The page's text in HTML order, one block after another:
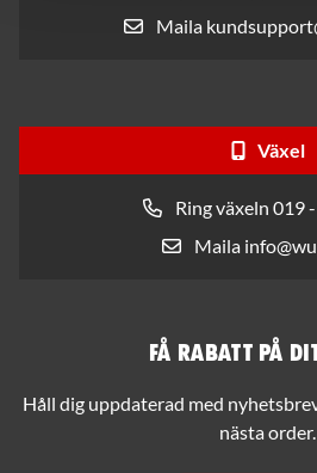
Maila
Växel
Ring växeln 019
Maila
Få rabatt på
Håll dig uppdaterad med
nästa order.